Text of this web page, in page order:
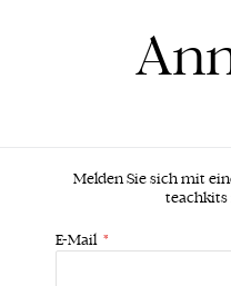
Melden Sie sich mit
teachkits
E-Mail